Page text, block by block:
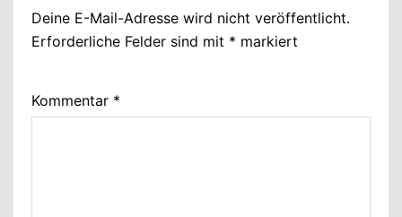
Deine E-Mail-Adresse wird nicht veröffentlicht.
Erforderliche Felder sind mit * markiert
Kommentar *